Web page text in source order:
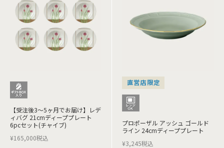
【受注後3～5ヶ月でお届け】レデ
ィバグ 21cmディーププレート
6pcセット(チャイブ)
¥165,000税込
直営店限定
プロポーザル アッシュ ゴールド
ライン 24cmディーププレート
¥3,245税込